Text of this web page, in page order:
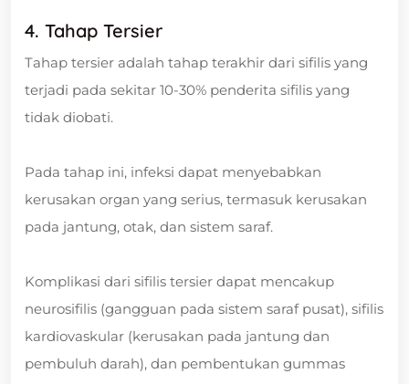
4. Tahap Tersier
Tahap tersier adalah tahap terakhir dari sifilis yang
terjadi pada sekitar 10-30% penderita sifilis yang
tidak diobati.
Pada tahap ini, infeksi dapat menyebabkan
kerusakan organ yang serius, termasuk kerusakan
pada jantung, otak, dan sistem saraf.
Komplikasi dari sifilis tersier dapat mencakup
neurosifilis (gangguan pada sistem saraf pusat), sifilis
kardiovaskular (kerusakan pada jantung dan
pembuluh darah), dan pembentukan gummas